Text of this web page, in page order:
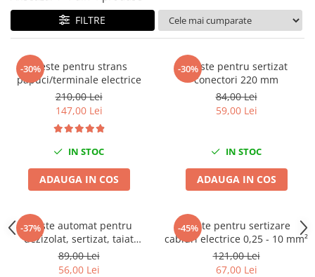
Tig-Wig
Pompe si Cilindri Hidraulici
Prese pentru arcuri
Redresoare,Roboti Pornire,Cabluri
Schimb ulei
Accesorii schimb ulei
Chei buson baie ulei
Chei filtru ulei
Recuperatoare de ulei
Scule De Mana si Unelte
Aparate de nituit si capsat
FILTRE
-30%Cleste pentru strans
papuci/terminale electrice
210,00 Lei
147,00 Lei
IN STOC
ADAUGA IN COS
-30%
Cleste pentru sertizat
conectori 220 mm
84,00 Lei
59,00 Lei
IN STOC
ADAUGA IN COS
-37%
Cleste automat pentru
dezizolat, sertizat, taiat
automat 205mm
89,00 Lei
56,00 Lei
-45%
Cleste pentru sertizare
cabluri electrice 0,25 - 10 mm²
121,00 Lei
67,00 Lei